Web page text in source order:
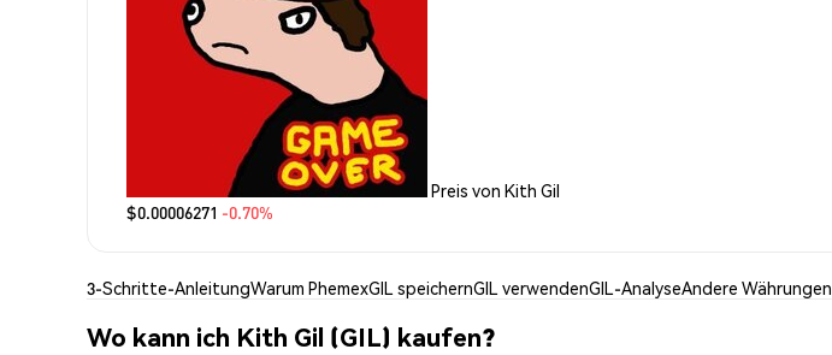
Preis von Kith Gil
$0.00006271 -0.70%
3-Schritte-AnleitungWarum PhemexGIL speichernGIL verwendenGIL-AnalyseAndere Währungen
Wo kann ich Kith Gil (GIL) kaufen?